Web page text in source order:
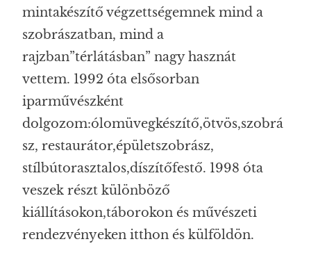
mintakészítő végzettségemnek mind a
szobrászatban, mind a
rajzban”térlátásban” nagy hasznát
vettem. 1992 óta elsősorban
iparművészként
dolgozom:ólomüvegkészítő,ötvös,szobrá
sz, restaurátor,épületszobrász,
stílbútorasztalos,díszítőfestő. 1998 óta
veszek részt különböző
kiállításokon,táborokon és művészeti
rendezvényeken itthon és külföldön.